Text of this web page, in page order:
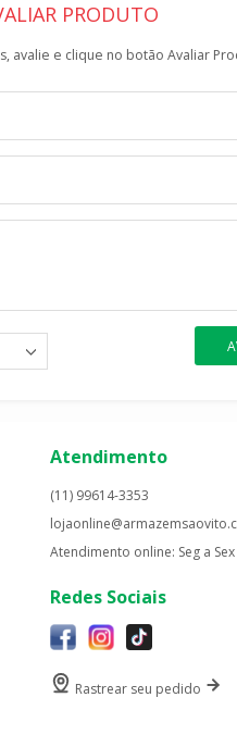
PRODUTO
avalie e clique no botão Avaliar
Atendimento
(11) 99614-3353
Atendimento online: Seg a
Redes Sociais
Rastrear seu pedido